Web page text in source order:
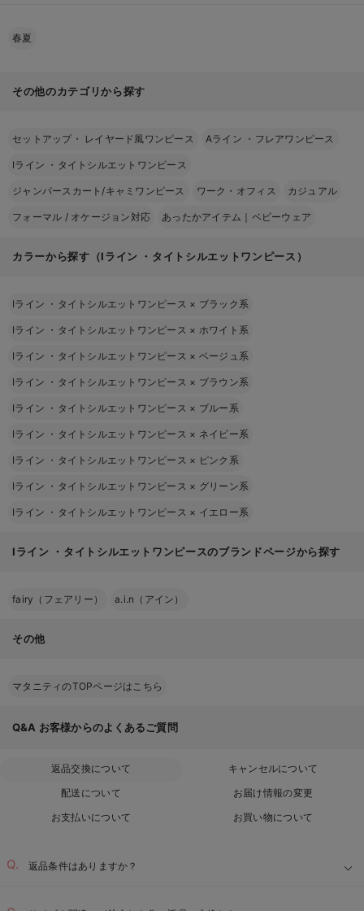
春夏
その他のカテゴリから探す
セットアップ・ レイヤード風ワンピース Aライン ・フレアワンピース
Iライン ・タイトシルエットワンピース
ジャンパースカート/キャミワンピース ワーク・オフィス カジュアル
フォーマル / オケージョン対応 あったかアイテム｜ベビーウェア
カラーから探す（Iライン ・タイトシルエットワンピース）
Iライン ・タイトシルエットワンピース × ブラック系
Iライン ・タイトシルエットワンピース × ホワイト系
Iライン ・タイトシルエットワンピース × ベージュ系
Iライン ・タイトシルエットワンピース × ブラウン系
Iライン ・タイトシルエットワンピース × ブルー系
Iライン ・タイトシルエットワンピース × ネイビー系
Iライン ・タイトシルエットワンピース × ピンク系
Iライン ・タイトシルエットワンピース × グリーン系
Iライン ・タイトシルエットワンピース × イエロー系
Iライン ・タイトシルエットワンピースのブランドページから探す
fairy（フェアリー） a.i.n（アイン）
その他
マタニティのTOPページはこちら
Q&A お客様からのよくあるご質問
返品交換について
キャンセルについて
配送について
お届け情報の変更
お支払いについて
お買い物について
返品条件はありますか？